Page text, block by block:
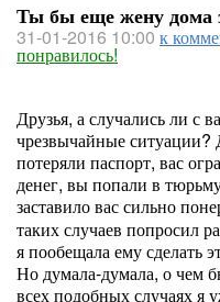
Ты бы еще жену дома
31-01-2016 10:00 к
понравилось!
Друзья, а случались ли с
чрезвычайные
потеряли паспорт, вас
денег, вы попали в
заставило вас сильно
таких случаев попросил
я пообещала ему сделать
Но думала-думала, о чем
всех подобных случаях я